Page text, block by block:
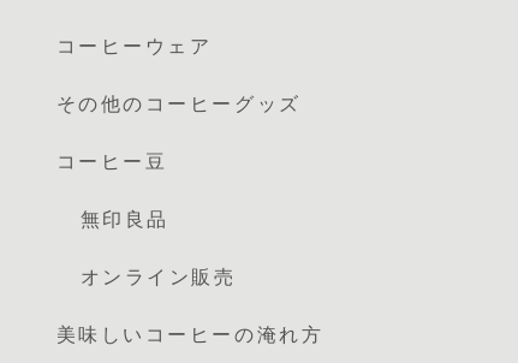
コーヒーウェア
その他のコーヒーグッズ
コーヒー豆
無印良品
オンライン販売
美味しいコーヒーの淹れ方